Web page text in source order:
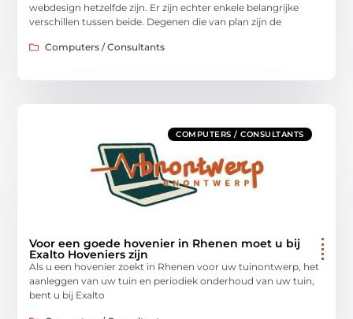
webdesign hetzelfde zijn. Er zijn echter enkele belangrijke
verschillen tussen beide. Degenen die van plan zijn de
Computers / Consultants
COMPUTERS / CONSULTANTS
Voor een goede hovenier in Rhenen moet u bij
Exalto Hoveniers zijn
Als u een hovenier zoekt in Rhenen voor uw tuinontwerp, het
aanleggen van uw tuin en periodiek onderhoud van uw tuin,
bent u bij Exalto